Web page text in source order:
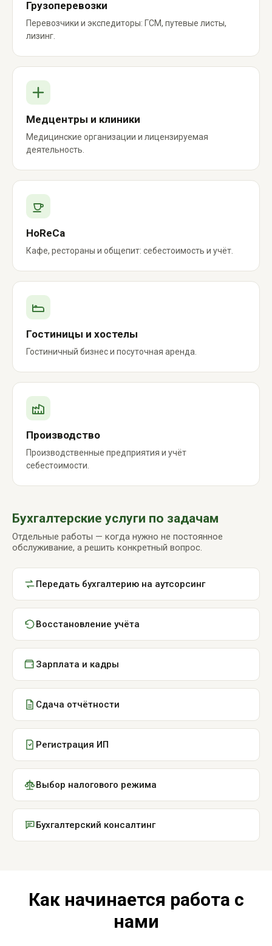
Грузоперевозки
Перевозчики и экспедиторы: ГСМ, путевые листы,
лизинг.
Медцентры и клиники
Медицинские организации и лицензируемая
деятельность.
HoReCa
Кафе, рестораны и общепит: себестоимость и учёт.
Гостиницы и хостелы
Гостиничный бизнес и посуточная аренда.
Производство
Производственные предприятия и учёт
себестоимости.
Бухгалтерские услуги по задачам
Отдельные работы — когда нужно не постоянное
обслуживание, а решить конкретный вопрос.
Передать бухгалтерию на аутсорсинг
Восстановление учёта
Зарплата и кадры
Сдача отчётности
Регистрация ИП
Выбор налогового режима
Бухгалтерский консалтинг
Как начинается работа с
нами